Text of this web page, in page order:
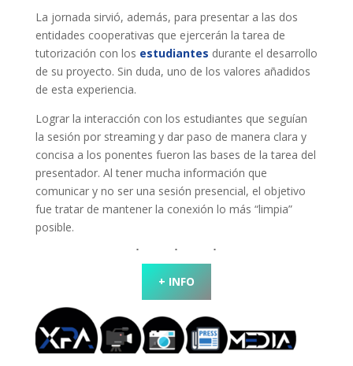
La jornada sirvió, además, para presentar a las dos
entidades cooperativas que ejercerán la tarea de
tutorización con los estudiantes durante el desarrollo
de su proyecto. Sin duda, uno de los valores añadidos
de esta experiencia.
Lograr la interacción con los estudiantes que seguían
la sesión por streaming y dar paso de manera clara y
concisa a los ponentes fueron las bases de la tarea del
presentador. Al tener mucha información que
comunicar y no ser una sesión presencial, el objetivo
fue tratar de mantener la conexión lo más “limpia”
posible.
+ INFO